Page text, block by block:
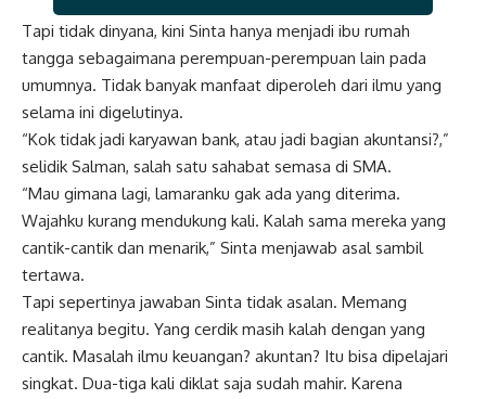
Tapi tidak dinyana, kini Sinta hanya menjadi ibu rumah
tangga sebagaimana perempuan-perempuan lain pada
umumnya. Tidak banyak manfaat diperoleh dari ilmu yang
selama ini digelutinya.
“Kok tidak jadi karyawan bank, atau jadi bagian akuntansi?,”
selidik Salman, salah satu sahabat semasa di SMA.
“Mau gimana lagi, lamaranku gak ada yang diterima.
Wajahku kurang mendukung kali. Kalah sama mereka yang
cantik-cantik dan menarik,” Sinta menjawab asal sambil
tertawa.
Tapi sepertinya jawaban Sinta tidak asalan. Memang
realitanya begitu. Yang cerdik masih kalah dengan yang
cantik. Masalah ilmu keuangan? akuntan? Itu bisa dipelajari
singkat. Dua-tiga kali diklat saja sudah mahir. Karena